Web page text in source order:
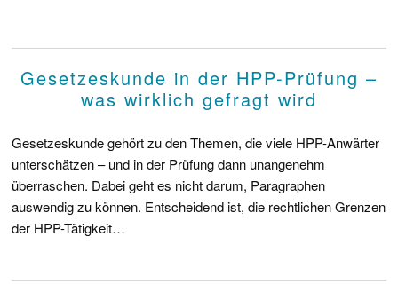
Gesetzeskunde in der HPP-Prüfung –
was wirklich gefragt wird
Gesetzeskunde gehört zu den Themen, die viele HPP-Anwärter
unterschätzen – und in der Prüfung dann unangenehm
überraschen. Dabei geht es nicht darum, Paragraphen
auswendig zu können. Entscheidend ist, die rechtlichen Grenzen
der HPP-Tätigkeit…